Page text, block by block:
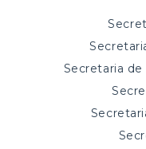
Secretaria